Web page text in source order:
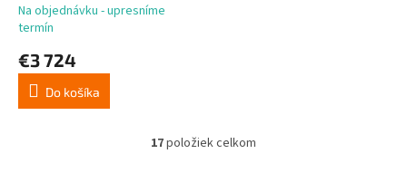
Na objednávku - upresníme
termín
€3 724
Do košíka
O
17položiek celkom